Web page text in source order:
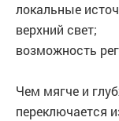
локальные
верхний свет;
возможность
Чем мягче и
переключается